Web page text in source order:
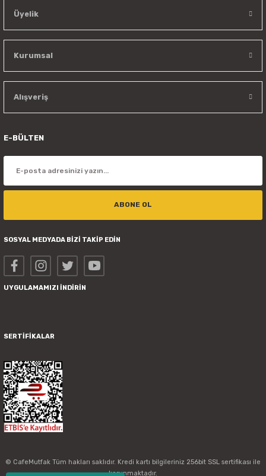
Üyelik
Kurumsal
Alışveriş
E-BÜLTEN
ABONE OL
SOSYAL MEDYADA BİZİ TAKİP EDİN
UYGULAMAMIZI İNDİRİN
SERTİFİKALAR
© CafeMutfak Tüm hakları saklıdır. Kredi kartı bilgileriniz 256bit SSL sertifikası ile
korunmaktadır.